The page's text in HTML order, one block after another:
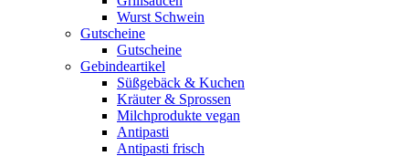
Wurst Schwein
Gutscheine
Gutscheine
Gebindeartikel
Süßgebäck & Kuchen
Kräuter & Sprossen
Milchprodukte vegan
Antipasti
Antipasti frisch